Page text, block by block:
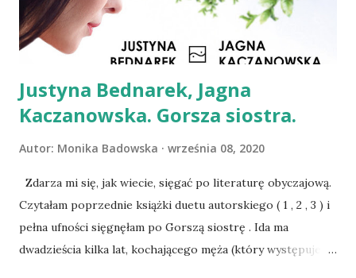
kuchennym blacie, nie czuć jej ciężaru na swoim brzuchu,
nie słyszeć jej mruczenia, to przepe...
Justyna Bednarek, Jagna
Kaczanowska. Gorsza siostra.
Autor: Monika Badowska września 08, 2020
Zdarza mi się, jak wiecie, sięgać po literaturę obyczajową.
Czytałam poprzednie książki duetu autorskiego ( 1 , 2 , 3 ) i
pełna ufności sięgnęłam po Gorszą siostrę . Ida ma
dwadzieścia kilka lat, kochającego męża (który występuje w